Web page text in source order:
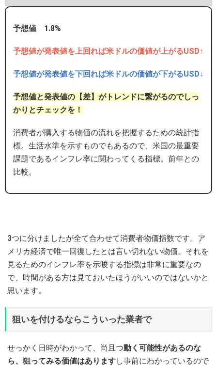
予想値 1.8%
予想値が発表値を上回れば米ドルの価値が上がるUSD↑
予想値が発表値を下回れば米ドルの価値が下がるUSD↓
予想値と発表値の【差】がトレンドに繋がるのでしっ
かりとチェックを！
消費者が購入する物価の流れを把握するための統計指
標。生活水準を示すものでもあるので、米国の最重要
課題であるインフレ率に関わってくる指標。前年との
比較。
3つに分けましたが全て合わせて消費者物価指数です。ア
メリカ経済で唯一回復したとは言い切れない物価。それを
見るためのインフレ率を示唆する指標は非常に重要なの
で、時間がある方は見ておいたほうがいいのではないかと
思います。
狙いを付けるならこういった業者で
せっかく日時がわかって、尚且つ動く可能性があるのな
ら、狙ってみる価値はありますし事前にわかっているので